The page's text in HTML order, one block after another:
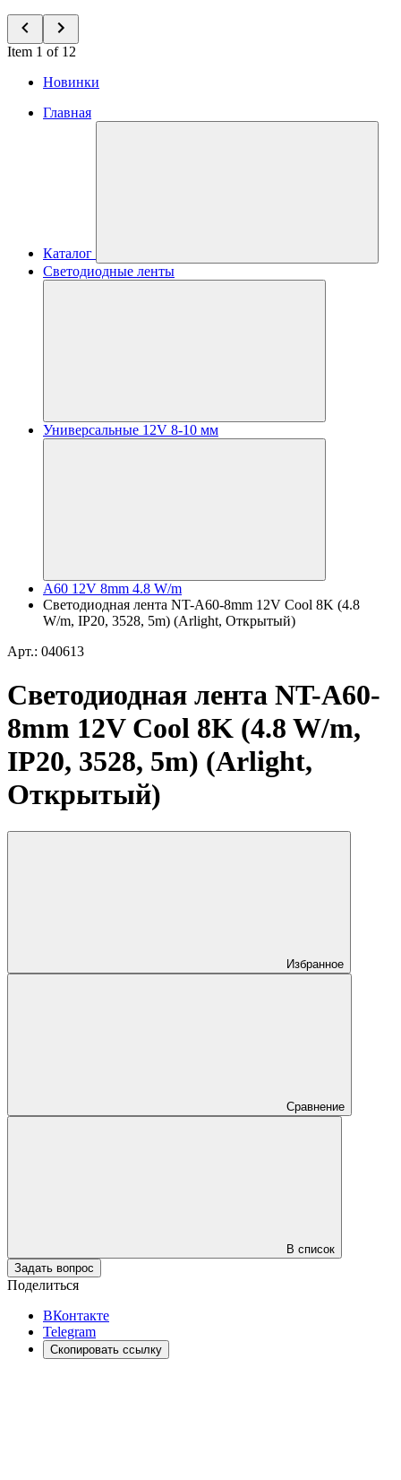
Item 1 of 12
Новинки
Главная
Каталог
Светодиодные ленты
Универсальные 12V 8-10 мм
A60 12V 8mm 4.8 W/m
Светодиодная лента NT-A60-8mm 12V Cool 8K (4.8
W/m, IP20, 3528, 5m) (Arlight, Открытый)
Арт.: 040613
Светодиодная лента NT-A60-
8mm 12V Cool 8K (4.8 W/m,
IP20, 3528, 5m) (Arlight,
Открытый)
Избранное
Сравнение
В список
Задать вопрос
Поделиться
ВКонтакте
Telegram
Скопировать ссылку